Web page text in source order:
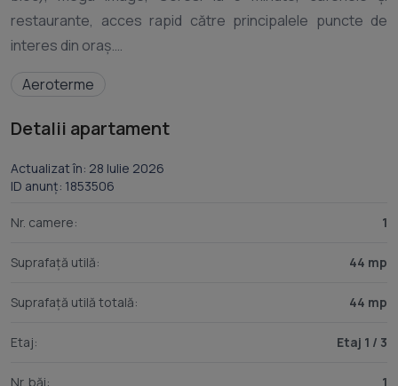
restaurante, acces rapid către principalele puncte de
interes din oraș.
Dotări și beneficii:
* 44 mp utili.
* TV
* Mașină de spălat rufe
* Plită electrică
* Încălzire în pardoseală
* Ușă metalică
* Parcare subterană
Aeroterme
Detalii apartament
Actualizat în: 28 Iulie 2026
ID anunț: 1853506
Nr. camere: 1
Suprafață utilă: 44 mp
Suprafață utilă totală: 44 mp
Etaj: Etaj 1 / 3
Nr. băi: 1